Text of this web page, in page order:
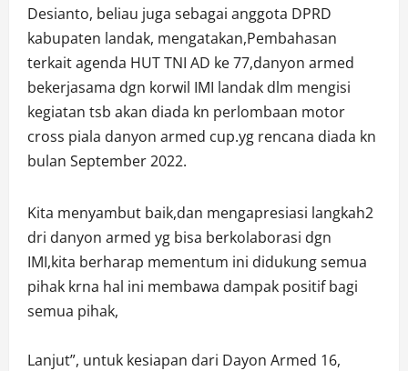
Desianto, beliau juga sebagai anggota DPRD
kabupaten landak, mengatakan,Pembahasan
terkait agenda HUT TNI AD ke 77,danyon armed
bekerjasama dgn korwil IMI landak dlm mengisi
kegiatan tsb akan diada kn perlombaan motor
cross piala danyon armed cup.yg rencana diada kn
bulan September 2022.
Kita menyambut baik,dan mengapresiasi langkah2
dri danyon armed yg bisa berkolaborasi dgn
IMI,kita berharap mementum ini didukung semua
pihak krna hal ini membawa dampak positif bagi
semua pihak,
Lanjut”, untuk kesiapan dari Dayon Armed 16,